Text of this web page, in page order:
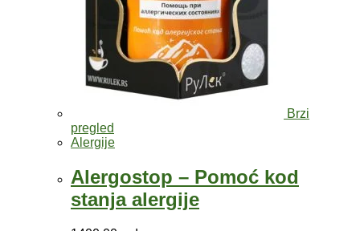
Brzi
pregled
Alergije
Alergostop – Pomoć kod
stanja alergije